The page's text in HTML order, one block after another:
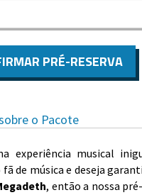
PRÉ-RESERVA
o Pacote
experiência musical
fã de música e deseja
, então a nossa